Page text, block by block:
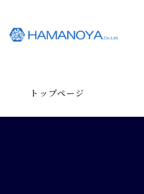
テ
ッ
ゲ
移
トップページ